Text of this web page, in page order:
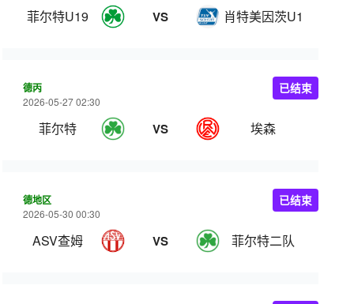
菲尔特U19 VS 肖特美因茨U19
德丙
2026-05-27 02:30
菲尔特 VS 埃森
已结束
德地区
2026-05-30 00:30
ASV查姆 VS 菲尔特二队
已结束